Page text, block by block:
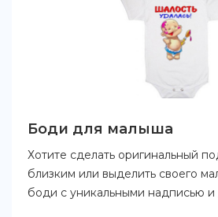
Боди для малыша
Хотите сделать оригинальный
близким или выделить своего
боди с уникальными надписью и